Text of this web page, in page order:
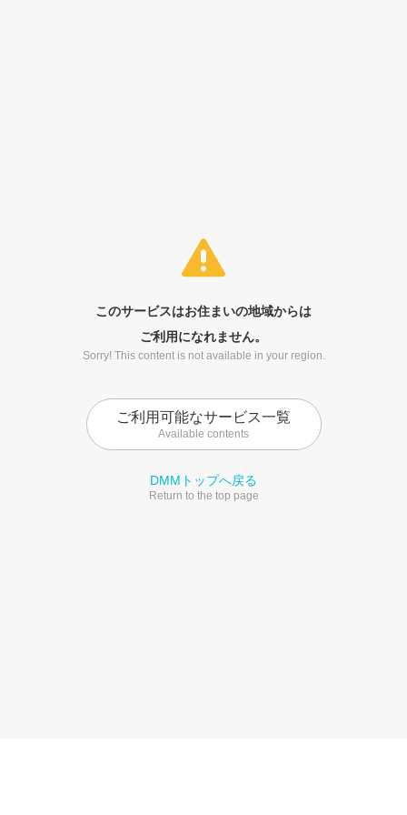
このサービスはお住まいの地域からは
ご利用になれません。
Sorry! This content is not available in your region.
ご利用可能なサービス一覧
Available contents
DMMトップへ戻る
Return to the top page